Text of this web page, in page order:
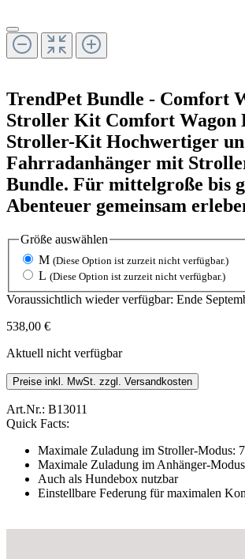
TrendPet Bundle - Comfort
Stroller Kit Comfort Wagon
Stroller-Kit Hochwertiger
Fahrradanhänger mit
Bundle. Für mittelgroße bis
Abenteuer gemeinsam
Größe auswählen
M (Diese Option ist zurzeit nicht verfügbar.)
L (Diese Option ist zurzeit nicht verfügbar.)
Voraussichtlich wieder verfügbar: Ende
538,00 €
Aktuell nicht verfügbar
Preise inkl. MwSt. zzgl. Versandkosten
Art.Nr.: B13011
Quick Facts:
Maximale Zuladung im Stroller-Modus:
Maximale Zuladung im Anhänger-
Auch als Hundebox nutzbar
Einstellbare Federung für maximalen